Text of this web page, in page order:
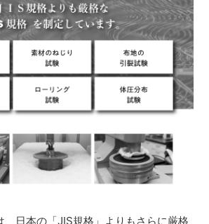
、日本の「JIS規格」よりもさらに厳格